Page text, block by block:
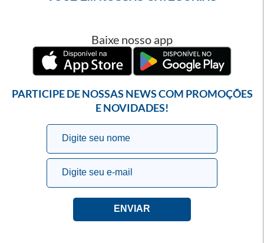
Baixe nosso app
PARTICIPE DE NOSSAS NEWS COM PROMOÇÕES
E NOVIDADES!